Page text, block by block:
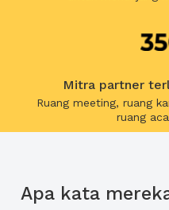
Mitra partner
Ruang meeting, ruang
ruang
Apa kata